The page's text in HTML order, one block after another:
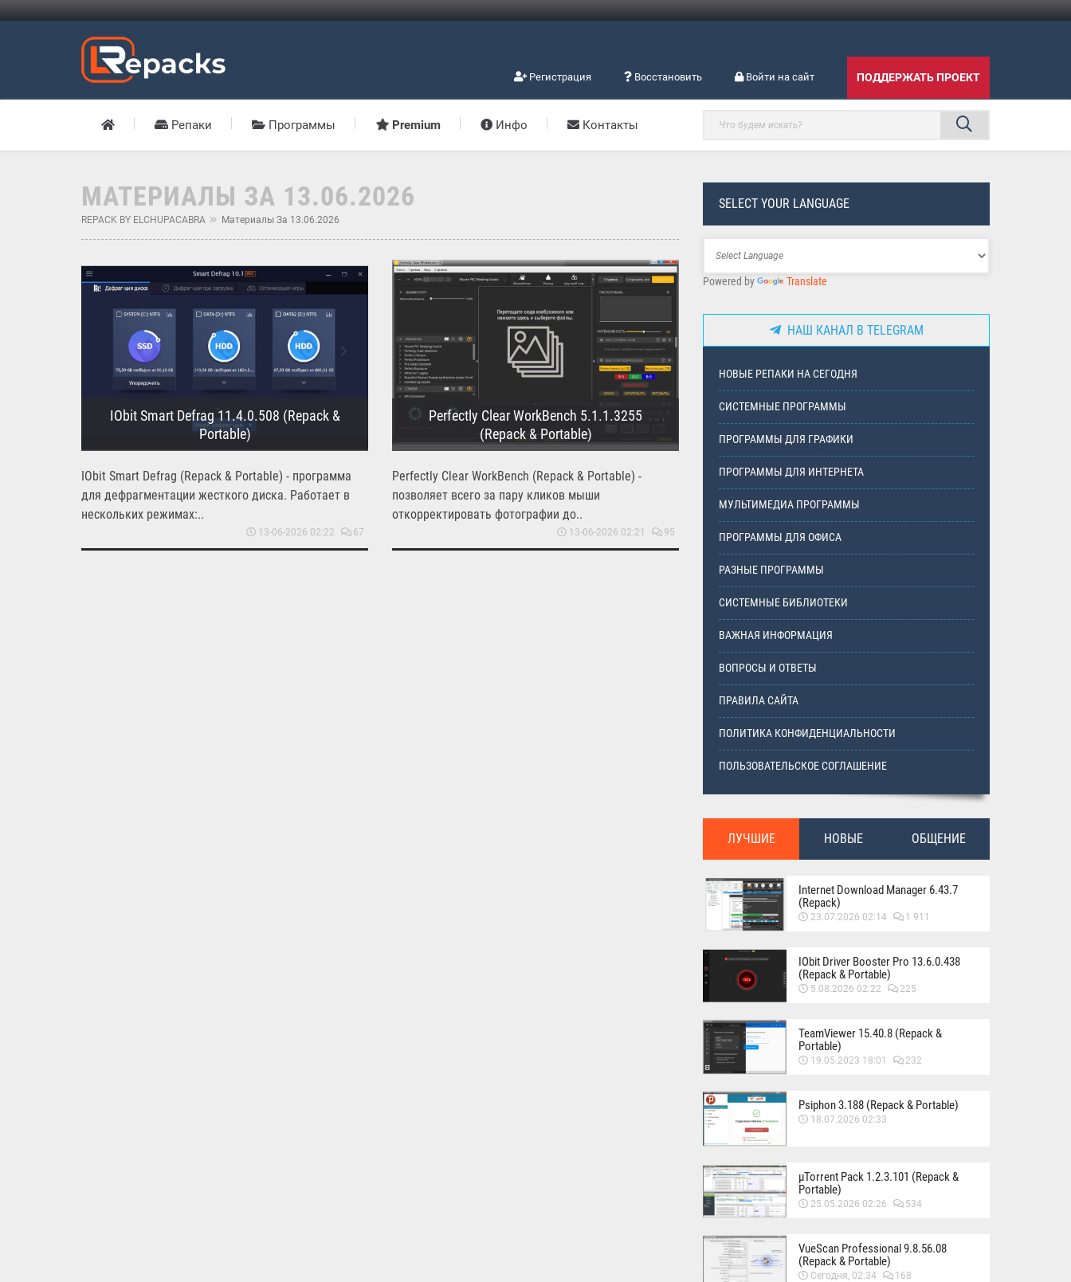
Регистрация Восстановить Войти на сайт ПОДДЕРЖАТЬ ПРОЕКТ
Репаки Программы Premium Инфо Контакты
МАТЕРИАЛЫ ЗА 13.06.2026
REPACK BY ELCHUPACABRA Материалы За 13.06.2026
IObit Smart Defrag 11.4.0.508 (Repack &
Portable)
IObit Smart Defrag (Repack & Portable) - программа
для дефрагментации жесткого диска. Работает в
нескольких режимах:..
13-06-2026 02:22 67
Perfectly Clear WorkBench 5.1.1.3255
(Repack & Portable)
Perfectly Clear WorkBench (Repack & Portable) -
позволяет всего за пару кликов мыши
откорректировать фотографии до..
13-06-2026 02:21 95
SELECT YOUR LANGUAGE
Powered by Translate
НАШ КАНАЛ В TELEGRAM
НОВЫЕ РЕПАКИ НА СЕГОДНЯ
СИСТЕМНЫЕ ПРОГРАММЫ
ПРОГРАММЫ ДЛЯ ГРАФИКИ
ПРОГРАММЫ ДЛЯ ИНТЕРНЕТА
МУЛЬТИМЕДИА ПРОГРАММЫ
ПРОГРАММЫ ДЛЯ ОФИСА
РАЗНЫЕ ПРОГРАММЫ
СИСТЕМНЫЕ БИБЛИОТЕКИ
ВАЖНАЯ ИНФОРМАЦИЯ
ВОПРОСЫ И ОТВЕТЫ
ПРАВИЛА САЙТА
ПОЛИТИКА КОНФИДЕНЦИАЛЬНОСТИ
ПОЛЬЗОВАТЕЛЬСКОЕ СОГЛАШЕНИЕ
ЛУЧШИЕ НОВЫЕ ОБЩЕНИЕ
Internet Download Manager 6.43.7
(Repack)
23.07.2026 02:14 1 911
IObit Driver Booster Pro 13.6.0.438
(Repack & Portable)
5.08.2026 02:22 225
TeamViewer 15.40.8 (Repack &
Portable)
19.05.2023 18:01 232
Psiphon 3.188 (Repack & Portable)
18.07.2026 02:33
µTorrent Pack 1.2.3.101 (Repack &
Portable)
25.05.2026 02:26 534
VueScan Professional 9.8.56.08
(Repack & Portable)
Сегодня, 02:34 168